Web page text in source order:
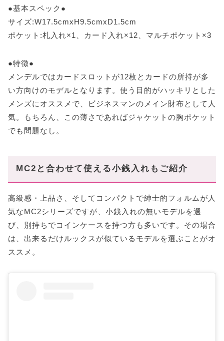
●基本スペック●
サイズ:W17.5cmxH9.5cmxD1.5cm
ポケット:札入れ×1、カード入れ×12、マルチポケット×3
●特徴●
メンデルではカードスロットが12枚とカードの所持が多
い方向けのモデルとなります。使う目的がハッキリとした
メンズにオススメで、ビジネスマンのメイン財布として人
気。もちろん、この薄さであればジャケットの胸ポケット
でも問題なし。
MC2と合わせて使える小銭入れもご紹介
高級感・上品さ、そしてコンパクトで紳士的フォルムが人
気なMC2シリーズですが、小銭入れの無いモデルを選
び、別持ちでコインケースを持つ方も多いです。その場合
は、出来るだけルックスが似ているモデルを選ぶことがオ
ススメ。